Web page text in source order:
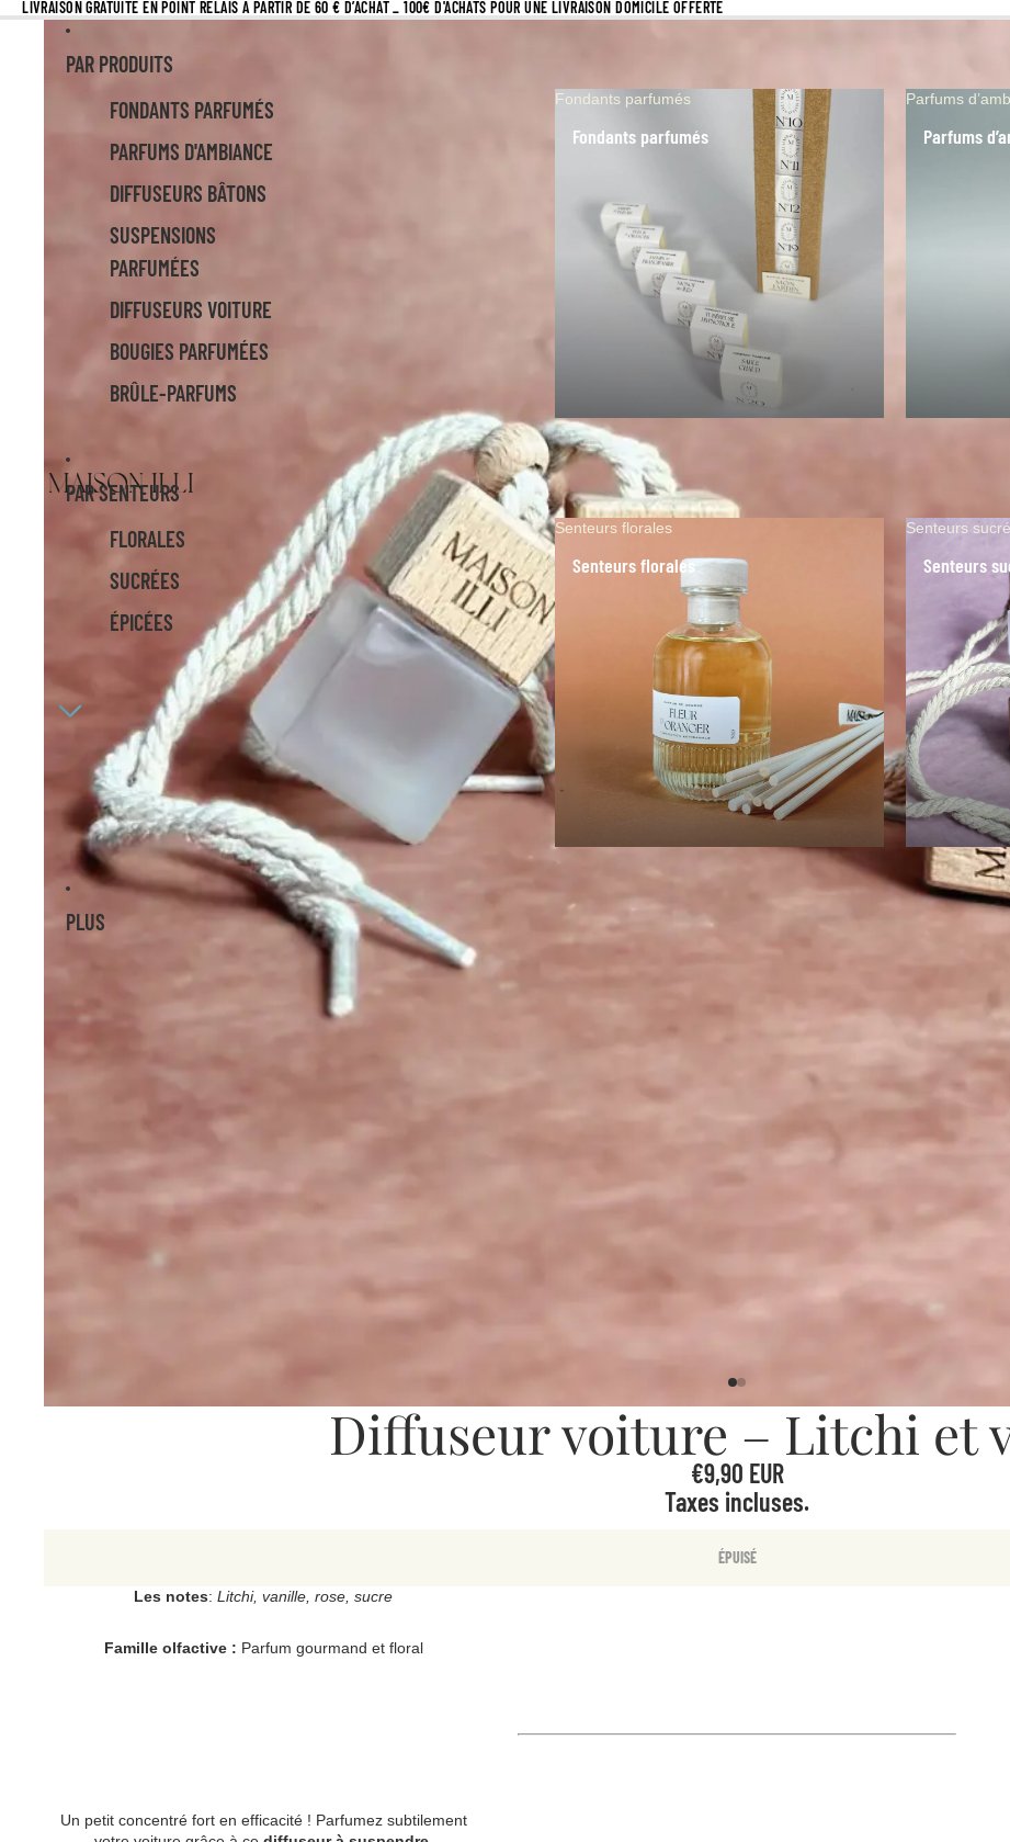
LIVRAISON GRATUITE EN POINT RELAIS À PARTIR DE 60 € D’ACHAT _ 100€ D'ACHATS POUR UNE LIVRAISON DOMICILE OFFERTE
PAR PRODUITS
FONDANTS PARFUMÉS
PARFUMS D'AMBIANCE
DIFFUSEURS BÂTONS
SUSPENSIONS
PARFUMÉES
DIFFUSEURS VOITURE
BOUGIES PARFUMÉES
BRÛLE-PARFUMS
Fondants parfumés
Fondants parfumés
Parfums
Parfums
PAR SENTEURS
FLORALES
SUCRÉES
ÉPICÉES
Senteurs florales
Senteurs florales
Senteurs
Senteurs
PLUS
Diffuseur voiture – Litchi et
€9,90 EUR
Taxes incluses.
ÉPUISÉ
Les notes: Litchi, vanille, rose, sucre
Famille olfactive : Parfum gourmand et floral
Un petit concentré fort en efficacité ! Parfumez subtilement